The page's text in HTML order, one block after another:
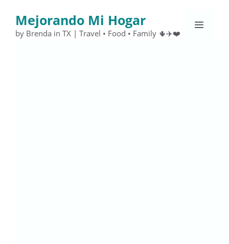
contenido
Mejorando Mi Hogar
by Brenda in TX | Travel • Food • Family 🌵✈️❤️
Menú